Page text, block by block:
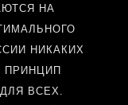
НА
НИКАКИХ
ПРИНЦИП
ВСЕХ.